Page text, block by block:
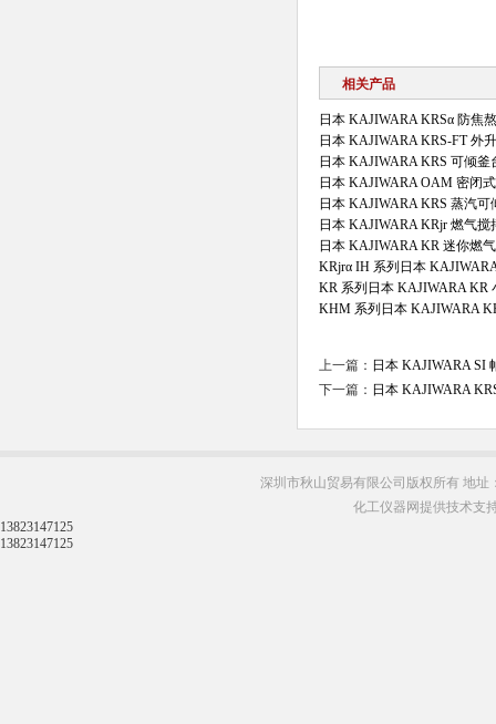
相关产品
日本 KAJIWARA KRSα 防焦
日本 KAJIWARA KRS-FT 外
日本 KAJIWARA KRS 可倾釜
日本 KAJIWARA OAM 密闭
日本 KAJIWARA KRS 蒸汽可
日本 KAJIWARA KRjr 燃气搅
日本 KAJIWARA KR 迷你燃
KRjrα IH 系列日本
KR 系列日本 KAJIWARA KR
KHM 系列日本 KAJIWARA
上一篇： 日本 KAJIWARA SI
下一篇： 日本 KAJIWARA
深圳市秋山贸易有限公司版权所有 地址
化工仪器网提供技术支
13823147125
13823147125